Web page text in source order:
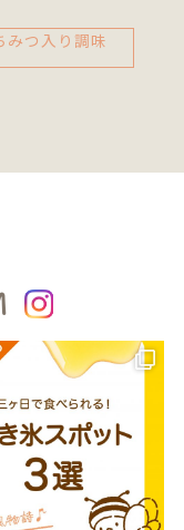
みつ入り調味